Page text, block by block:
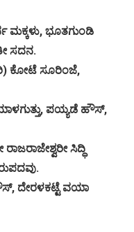
ಮಕ್ಕಳು, ಭೂತಗುಂಡಿ
ಸದನ.
) ಕೋಟೆ ಸೂರಿಂಜೆ,
, ಪಯ್ಯಡೆ ಹೌಸ್,
ರಾಜರಾಜೇಶ್ವರೀ ಸಿದ್ಧಿ
.
, ದೇರಳಕಟ್ಟೆ ವಯಾ